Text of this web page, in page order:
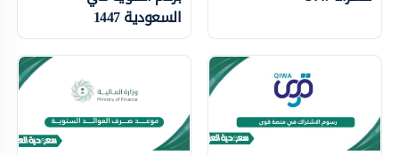
السعودية 1447